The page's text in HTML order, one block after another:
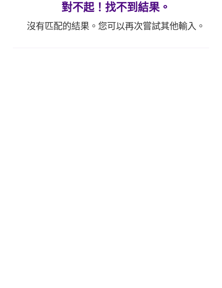
對不起！找不到結果。
沒有匹配的結果。您可以再次嘗試其他輸入。